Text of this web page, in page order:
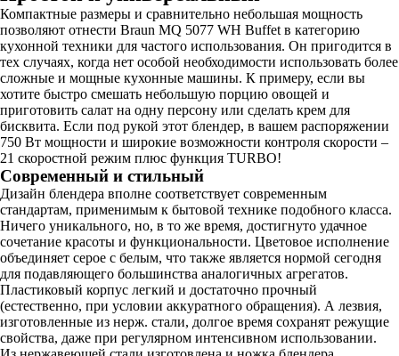
Компактные размеры и сравнительно небольшая мощность
позволяют отнести Braun MQ 5077 WH Buffet в категорию
кухонной техники для частого использования. Он пригодится в
тех случаях, когда нет особой необходимости использовать более
сложные и мощные кухонные машины. К примеру, если вы
хотите быстро смешать небольшую порцию овощей и
приготовить салат на одну персону или сделать крем для
бисквита. Если под рукой этот блендер, в вашем распоряжении
750 Вт мощности и широкие возможности контроля скорости –
21 скоростной режим плюс функция TURBO!
Современный и стильный
Дизайн блендера вполне соответствует современным
стандартам, применимым к бытовой технике подобного класса.
Ничего уникального, но, в то же время, достигнуто удачное
сочетание красоты и функциональности. Цветовое исполнение
объединяет серое с белым, что также является нормой сегодня
для подавляющего большинства аналогичных агрегатов.
Пластиковый корпус легкий и достаточно прочный
(естественно, при условии аккуратного обращения). А лезвия,
изготовленные из нерж. стали, долгое время сохранят режущие
свойства, даже при регулярном интенсивном использовании.